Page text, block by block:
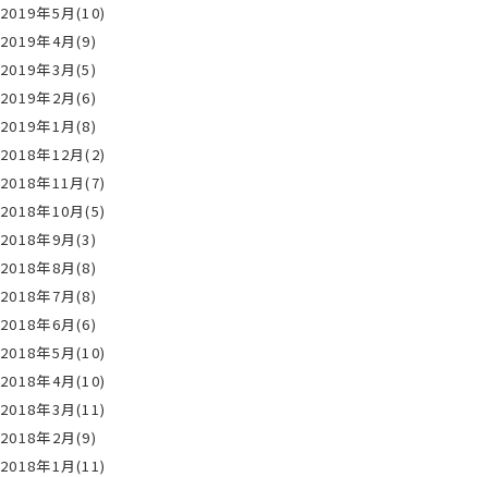
2019年5月(10)
2019年4月(9)
2019年3月(5)
2019年2月(6)
2019年1月(8)
2018年12月(2)
2018年11月(7)
2018年10月(5)
2018年9月(3)
2018年8月(8)
2018年7月(8)
2018年6月(6)
2018年5月(10)
2018年4月(10)
2018年3月(11)
2018年2月(9)
2018年1月(11)